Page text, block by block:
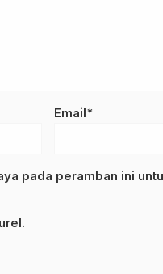
Email*
pada peramban ini